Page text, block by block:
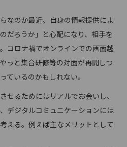
なのか最近、自身の情報提供によ
だろうか」と心配になり、相手を
コロナ禍でオンラインでの画面越
っと集合研修等の対面が再開しつ
ているのかもしれない。
せるためにはリアルでお会いし、
デジタルコミュニケーションには
える。例えば主なメリットとして